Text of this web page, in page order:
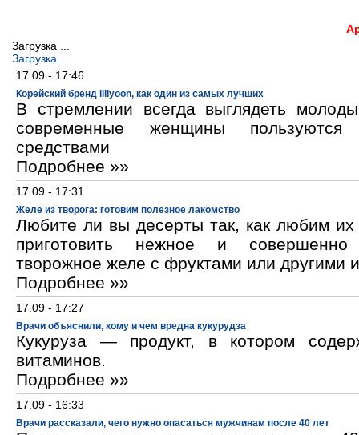
Загрузка ...
Загрузка...
17.09 - 17:46
Корейский бренд illiyoon, как один из самых лучших
В стремлении всегда выглядеть
современные женщины пользуются
средствами
Подробнее »»
17.09 - 17:31
Желе из творога: готовим полезное лакомство
Любите ли вы десерты так, как любим
приготовить нежное и
творожное желе с фруктами или другими
Подробнее »»
17.09 - 17:27
Врачи объяснили, кому и чем вредна кукурудза
Кукуруза — продукт, в котором
витаминов.
Подробнее »»
17.09 - 16:33
Врачи рассказали, чего нужно опасаться мужчинам после 40 лет